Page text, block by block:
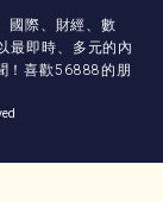
國際、財經、數
最即時、多元的內
！喜歡56888的朋